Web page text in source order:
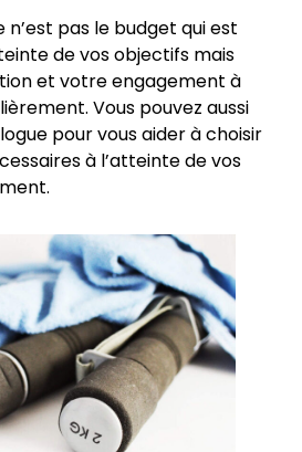
n’est pas le budget qui est
de vos objectifs mais
et votre engagement à
Vous pouvez aussi
pour vous aider à choisir
à l’atteinte de vos